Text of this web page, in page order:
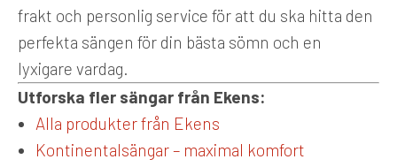
frakt och personlig service för att du ska hitta den
perfekta sängen för din bästa sömn och en
lyxigare vardag.
Utforska fler sängar från Ekens:
Alla produkter från Ekens
Kontinentalsängar – maximal komfort